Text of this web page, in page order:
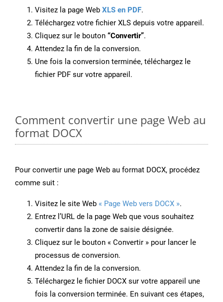
Visitez la page Web XLS en PDF.
Téléchargez votre fichier XLS depuis votre appareil.
Cliquez sur le bouton “Convertir”.
Attendez la fin de la conversion.
Une fois la conversion terminée, téléchargez le
fichier PDF sur votre appareil.
Comment convertir une page Web au
format DOCX
Pour convertir une page Web au format DOCX, procédez
comme suit :
Visitez le site Web « Page Web vers DOCX ».
Entrez l’URL de la page Web que vous souhaitez
convertir dans la zone de saisie désignée.
Cliquez sur le bouton « Convertir » pour lancer le
processus de conversion.
Attendez la fin de la conversion.
Téléchargez le fichier DOCX sur votre appareil une
fois la conversion terminée. En suivant ces étapes,